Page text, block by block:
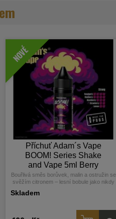
NOVÉ
Příchuť Adam´s Vape
BOOM! Series Shake
and Vape 5ml Berry
Burst
Bouřlivá směs borůvek, malin a ostružin se
svěžím citronem – lesní bobule jako nikdy
Skladem